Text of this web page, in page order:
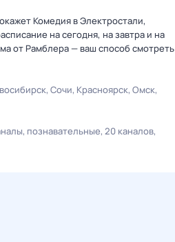
Комедия в Электростали,
на сегодня, на завтра и на
от Рамблера — ваш способ смотреть
Сочи Красноярск Омск
познавательные 20 каналов